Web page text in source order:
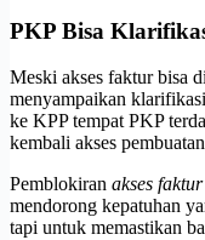
PKP Bisa
Meski akses faktur bisa
menyampaikan
ke KPP tempat PKP
kembali akses
Pemblokiran akses
mendorong kepatuhan
tapi untuk memastikan